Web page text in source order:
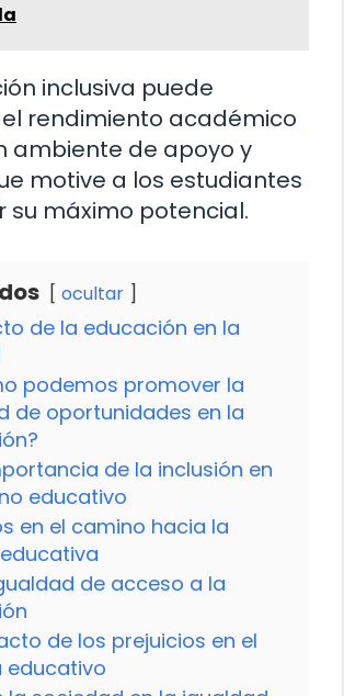
inclusiva puede
rendimiento académico
ambiente de apoyo y
motive a los estudiantes
su máximo potencial.
ocultar
de la educación en la
podemos promover la
de oportunidades en la
de la inclusión en
educativo
en el camino hacia la
de acceso a la
de los prejuicios en el
educativo